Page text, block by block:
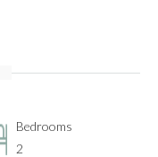
Bedrooms
2